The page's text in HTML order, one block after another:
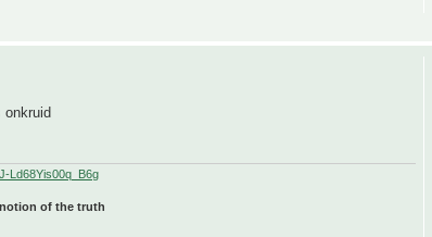
onkruid
Ld68Yis00q_B6g
of the truth